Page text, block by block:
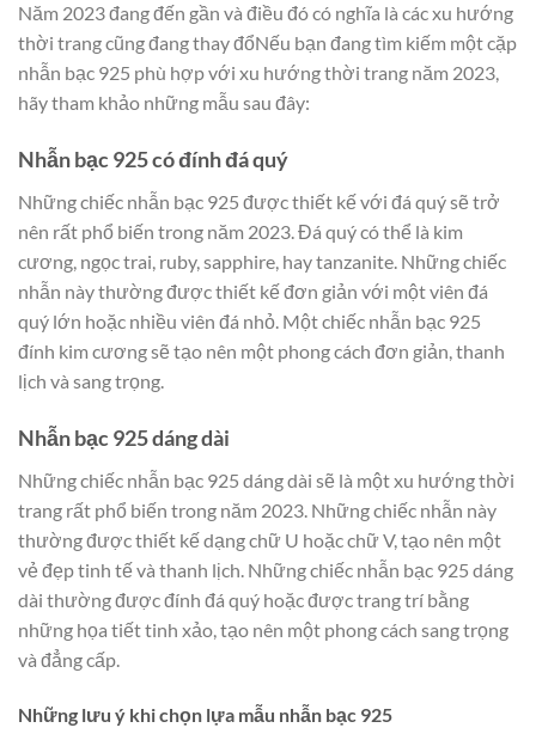
Năm 2023 đang đến gần và điều đó có nghĩa là các xu hướng
thời trang cũng đang thay đổNếu bạn đang tìm kiếm một cặp
nhẫn bạc 925 phù hợp với xu hướng thời trang năm 2023,
hãy tham khảo những mẫu sau đây:
Nhẫn bạc 925 có đính đá quý
Những chiếc nhẫn bạc 925 được thiết kế với đá quý sẽ trở
nên rất phổ biến trong năm 2023. Đá quý có thể là kim
cương, ngọc trai, ruby, sapphire, hay tanzanite. Những chiếc
nhẫn này thường được thiết kế đơn giản với một viên đá
quý lớn hoặc nhiều viên đá nhỏ. Một chiếc nhẫn bạc 925
đính kim cương sẽ tạo nên một phong cách đơn giản, thanh
lịch và sang trọng.
Nhẫn bạc 925 dáng dài
Những chiếc nhẫn bạc 925 dáng dài sẽ là một xu hướng thời
trang rất phổ biến trong năm 2023. Những chiếc nhẫn này
thường được thiết kế dạng chữ U hoặc chữ V, tạo nên một
vẻ đẹp tinh tế và thanh lịch. Những chiếc nhẫn bạc 925 dáng
dài thường được đính đá quý hoặc được trang trí bằng
những họa tiết tinh xảo, tạo nên một phong cách sang trọng
và đẳng cấp.
Những lưu ý khi chọn lựa mẫu nhẫn bạc 925